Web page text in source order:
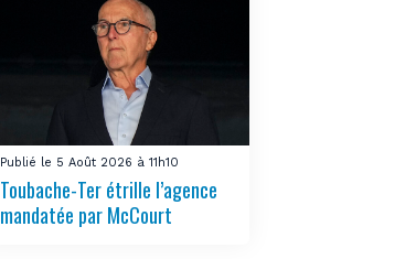
Publié le 5 Août 2026 à 11h10
Toubache-Ter étrille l’agence
mandatée par McCourt